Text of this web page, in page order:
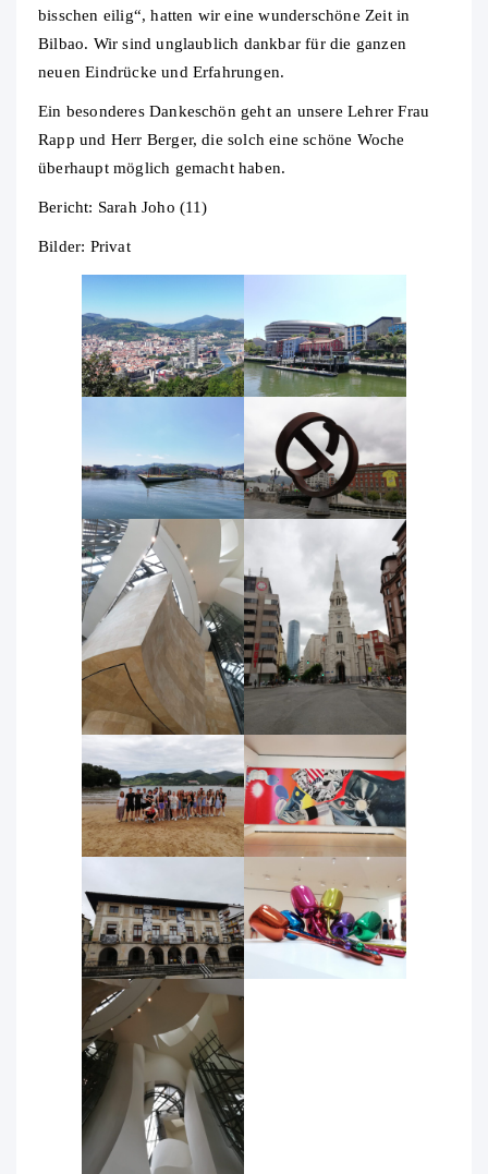
bisschen eilig“, hatten wir eine wunderschöne Zeit in
Bilbao. Wir sind unglaublich dankbar für die ganzen
neuen Eindrücke und Erfahrungen.
Ein besonderes Dankeschön geht an unsere Lehrer Frau
Rapp und Herr Berger, die solch eine schöne Woche
überhaupt möglich gemacht haben.
Bericht: Sarah Joho (11)
Bilder: Privat